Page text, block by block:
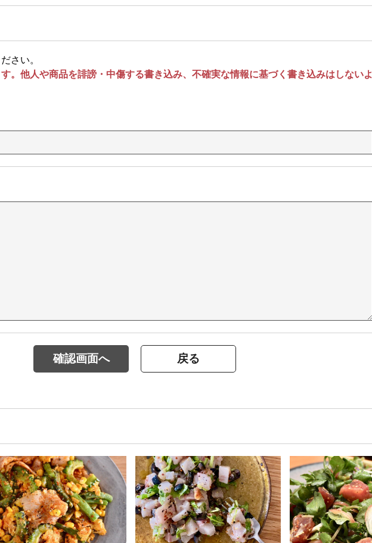
さい。
。他人や商品を誹謗・中傷する書き込み、不確実な情報に基づく書き込みはしないよ
確認画面へ 戻る